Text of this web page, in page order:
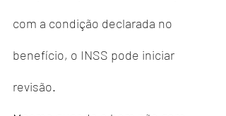
com a condição declarada no
benefício, o INSS pode iniciar
revisão.